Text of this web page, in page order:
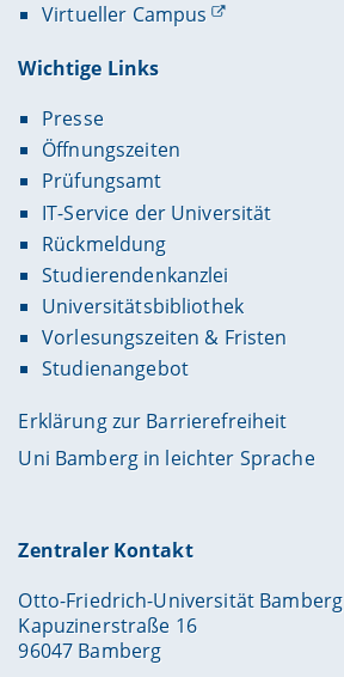
Virtueller Campus
Wichtige Links
Presse
Öffnungszeiten
Prüfungsamt
IT-Service der Universität
Rückmeldung
Studierendenkanzlei
Universitätsbibliothek
Vorlesungszeiten & Fristen
Studienangebot
Erklärung zur Barrierefreiheit
Uni Bamberg in leichter Sprache
Zentraler Kontakt
Otto-Friedrich-Universität Bamberg
Kapuzinerstraße 16
96047 Bamberg